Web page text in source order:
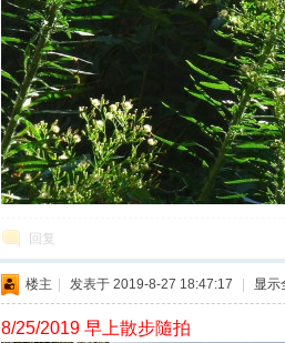
回复
楼主 发表于 2019-8-27 18:47:17 显示
8/25/2019 早上散步隨拍